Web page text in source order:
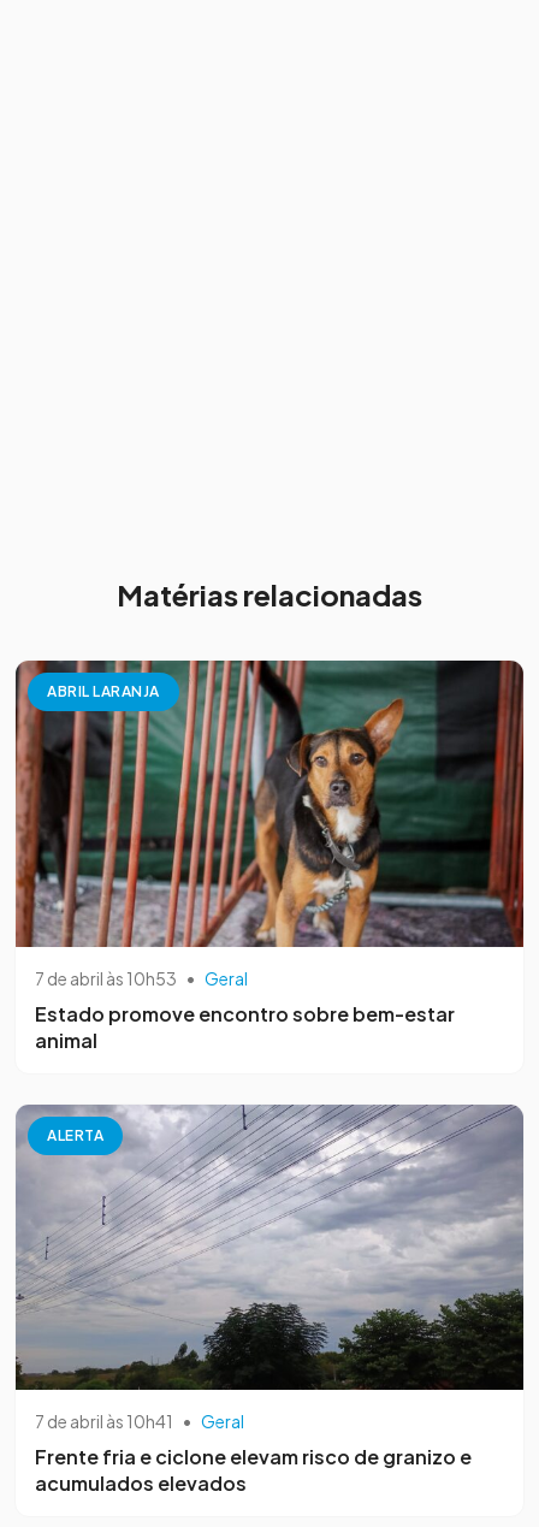
Matérias relacionadas
ABRIL LARANJA
7 de abril às 10h53 • Geral
Estado promove encontro sobre bem-estar
animal
ALERTA
7 de abril às 10h41 • Geral
Frente fria e ciclone elevam risco de granizo e
acumulados elevados